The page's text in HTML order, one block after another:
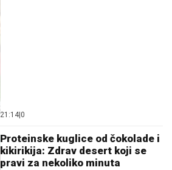
21:14 0
Proteinske kuglice od čokolade i
kikirikija: Zdrav desert koji se
pravi za nekoliko minuta